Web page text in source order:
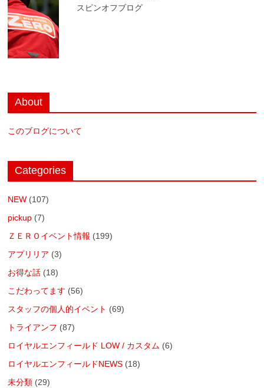
スピンオフブログ
About
このブログについて
Categories
NEW (107)
pickup (7)
ＺＥＲＯイベント情報 (199)
アプリリア (3)
お得な話 (18)
こだわってます (56)
スタッフの個人的イベント (69)
トライアンフ (87)
ロイヤルエンフィールド LOW / カスタム (6)
ロイヤルエンフィールドNEWS (18)
未分類 (29)